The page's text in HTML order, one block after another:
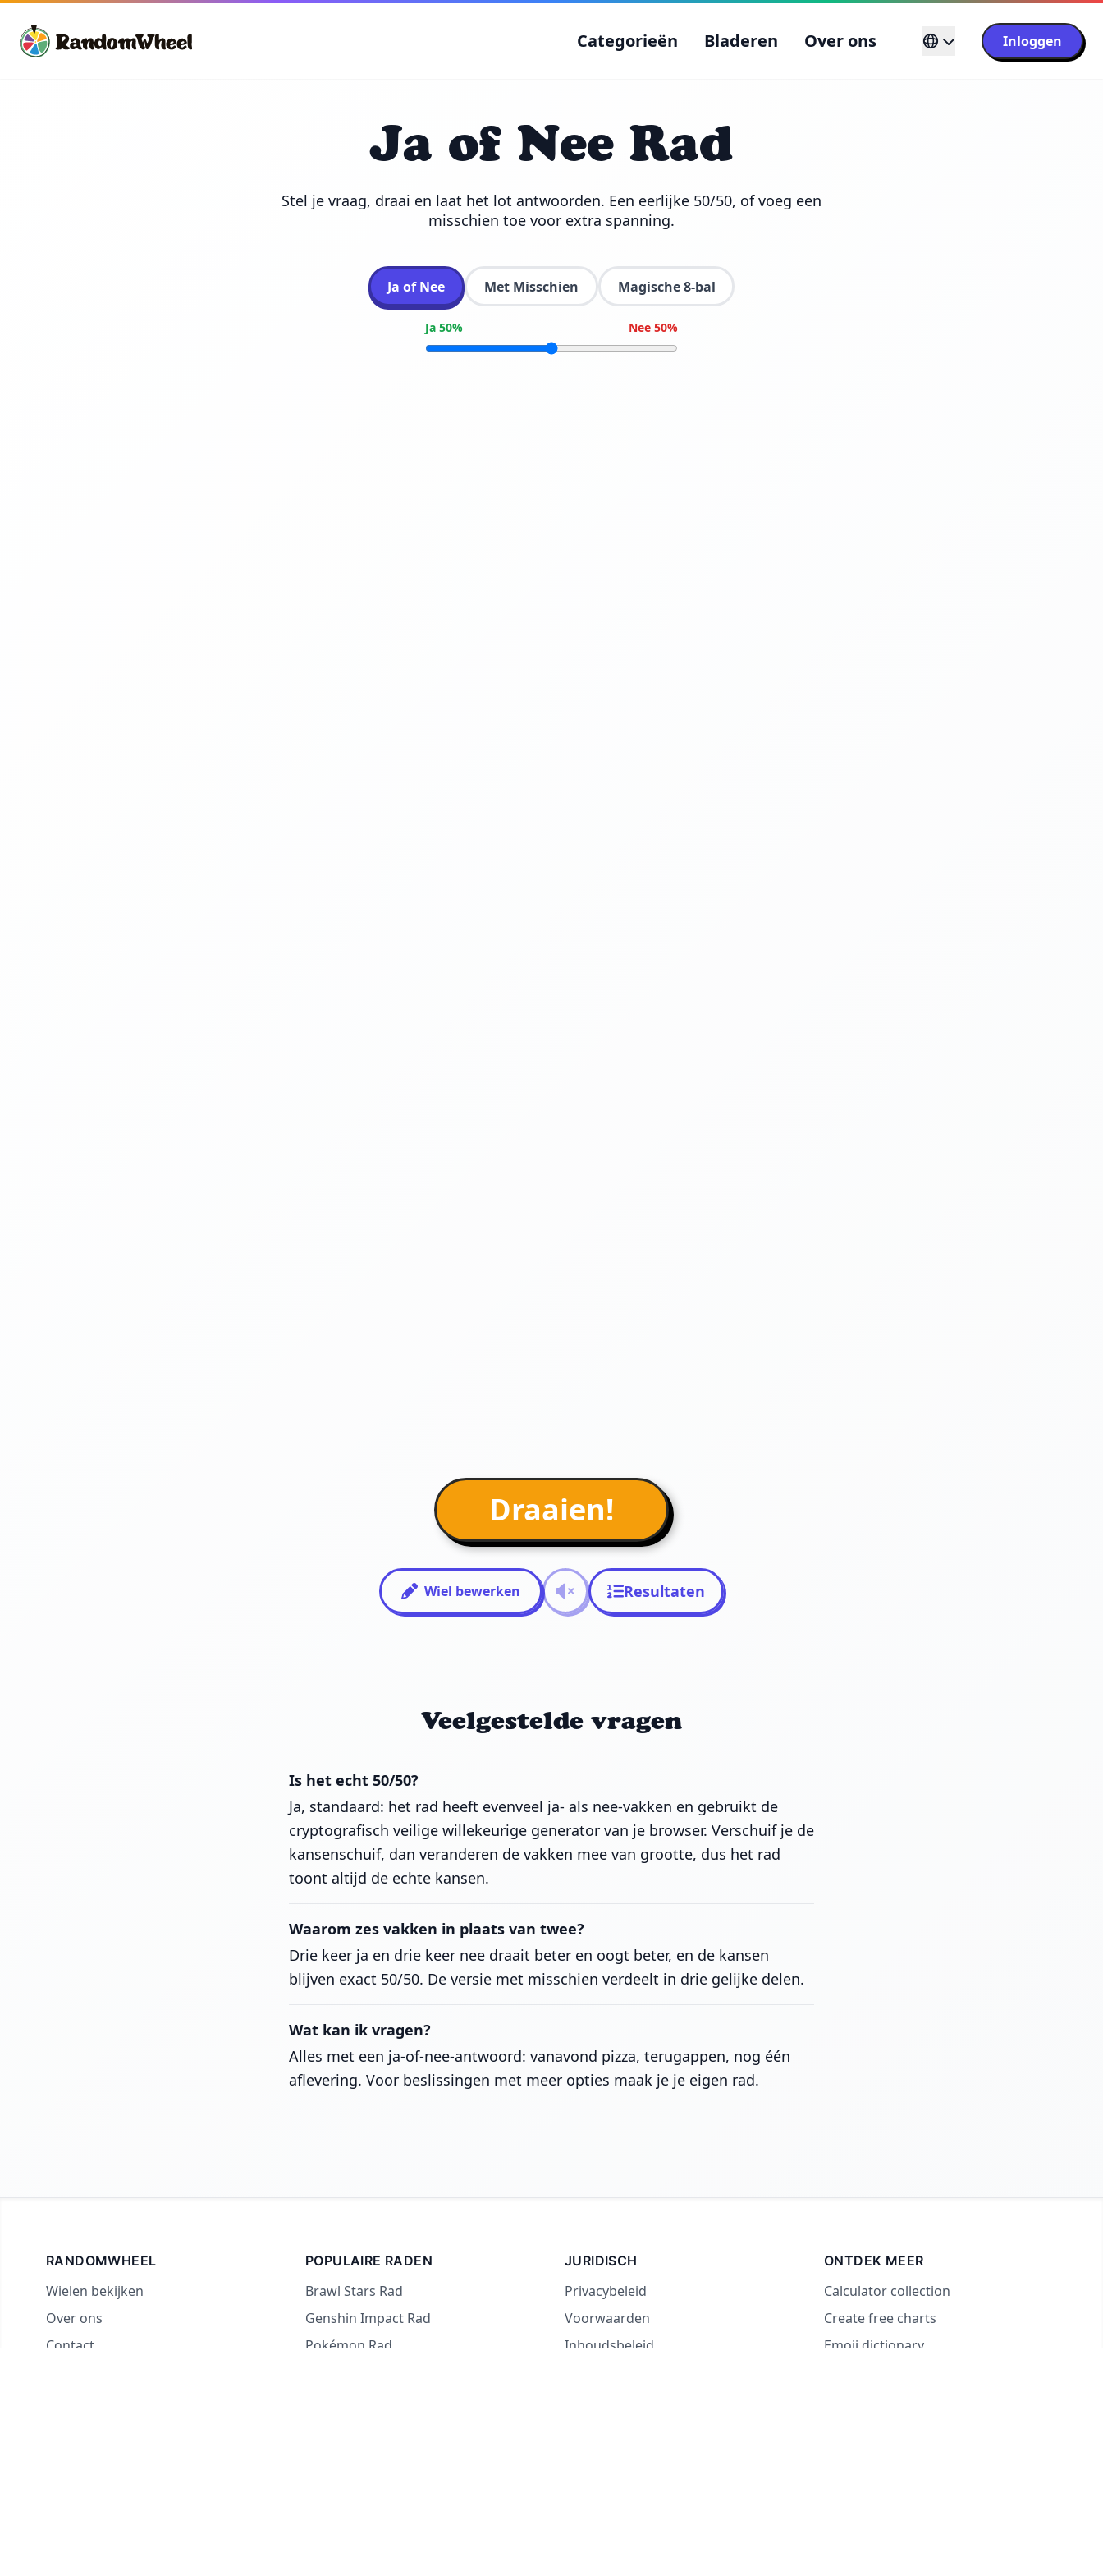
Categorieën Bladeren Over ons Inloggen
Ja of Nee Rad
Stel je vraag, draai en laat het lot antwoorden. Een eerlijke 50/50, of voeg een
misschien toe voor extra spanning.
Ja of Nee Met Misschien Magische 8-bal
Ja 50% Nee 50%
Draaien!
Wiel bewerken Resultaten
Veelgestelde vragen
Is het echt 50/50?
Ja, standaard: het rad heeft evenveel ja- als nee-vakken en gebruikt de
cryptografisch veilige willekeurige generator van je browser. Verschuif je de
kansenschuif, dan veranderen de vakken mee van grootte, dus het rad
toont altijd de echte kansen.
Waarom zes vakken in plaats van twee?
Drie keer ja en drie keer nee draait beter en oogt beter, en de kansen
blijven exact 50/50. De versie met misschien verdeelt in drie gelijke delen.
Wat kan ik vragen?
Alles met een ja-of-nee-antwoord: vanavond pizza, terugappen, nog één
aflevering. Voor beslissingen met meer opties maak je je eigen rad.
RANDOMWHEEL
Wielen bekijken
Over ons
Contact
POPULAIRE RADEN
Brawl Stars Rad
Genshin Impact Rad
Pokémon Rad
JURIDISCH
Privacybeleid
Voorwaarden
Inhoudsbeleid
ONTDEK MEER
Calculator collection
Create free charts
Emoji dictionary